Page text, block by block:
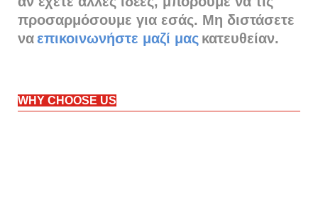
προσαρμόσουμε για εσάς. Μη διστάσετε
ναεπικοινωνήστε μαζί μας κατευθείαν.
WHY CHOOSE US